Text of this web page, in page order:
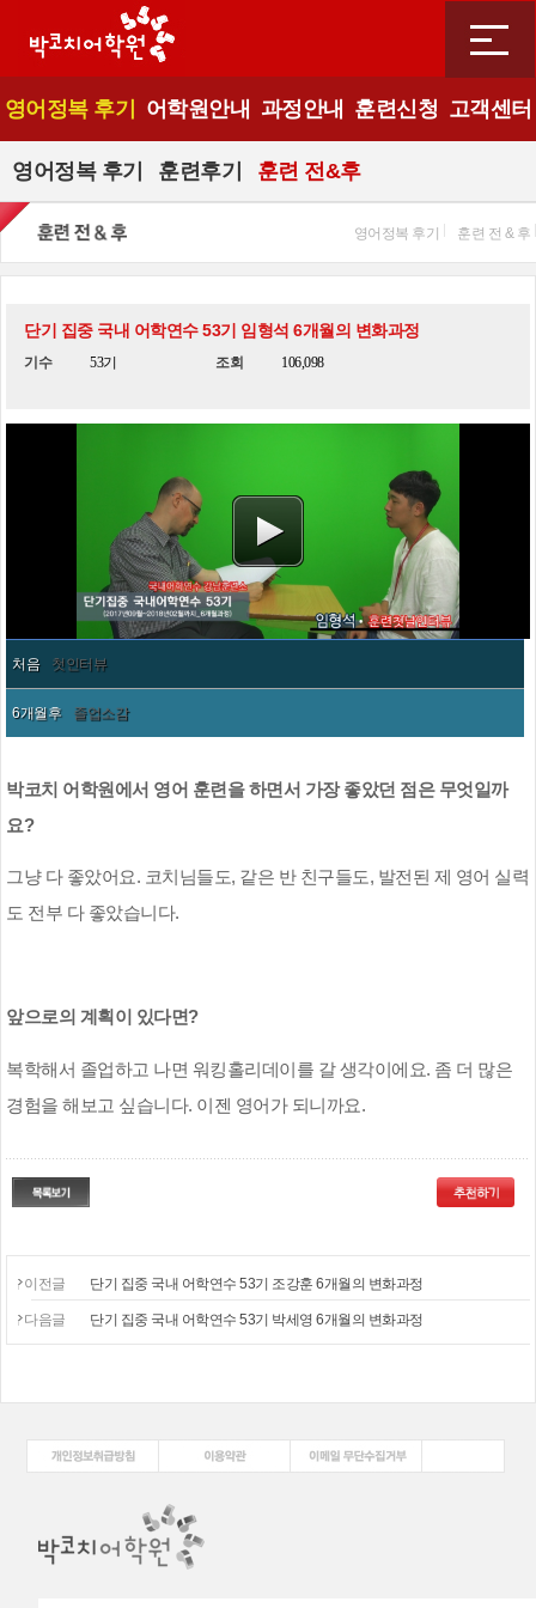
영어정복 후기 어학원안내 과정안내 훈련신청 고객센터
영어정복 후기 훈련후기 훈련 전&후
영어정복 후기 훈련 전 & 후
단기 집중 국내 어학연수 53기 임형석 6개월의 변화과정
기수 53기 조회 106,098
처음 첫인터뷰
6개월후 졸업소감
박코치 어학원에서 영어 훈련을 하면서 가장 좋았던 점은 무엇일까
요?
그냥 다 좋았어요. 코치님들도, 같은 반 친구들도, 발전된 제 영어 실력
도 전부 다 좋았습니다.
앞으로의 계획이 있다면?
복학해서 졸업하고 나면 워킹홀리데이를 갈 생각이에요. 좀 더 많은
경험을 해보고 싶습니다. 이젠 영어가 되니까요.
이전글 단기 집중 국내 어학연수 53기 조강훈 6개월의 변화과정
다음글 단기 집중 국내 어학연수 53기 박세영 6개월의 변화과정